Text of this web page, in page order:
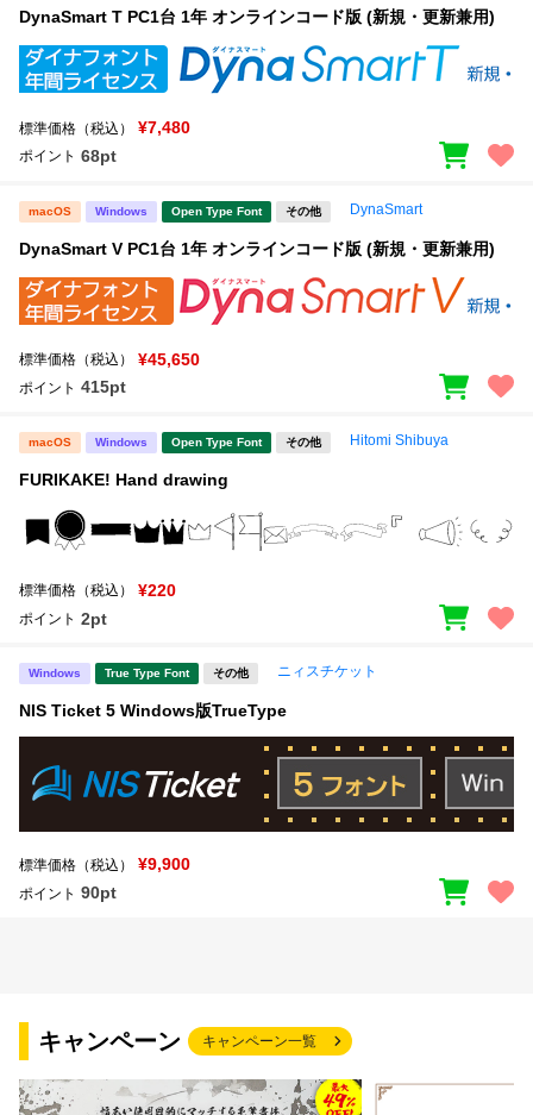
DynaSmart T PC1台 1年 オンラインコード版 (新規・更新兼用)
標準価格（税込） ¥7,480
ポイント 68pt
macOS Windows Open Type Font その他 DynaSmart
DynaSmart V PC1台 1年 オンラインコード版 (新規・更新兼用)
標準価格（税込） ¥45,650
ポイント 415pt
macOS Windows Open Type Font その他 Hitomi Shibuya
FURIKAKE! Hand drawing
標準価格（税込） ¥220
ポイント 2pt
Windows True Type Font その他 ニィスチケット
NIS Ticket 5 Windows版TrueType
標準価格（税込） ¥9,900
ポイント 90pt
キャンペーン キャンペーン一覧